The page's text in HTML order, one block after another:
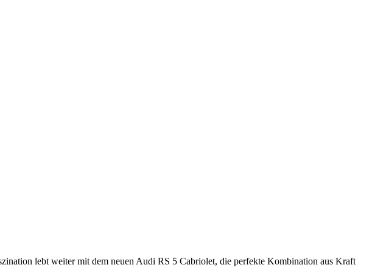
lebt weiter mit dem neuen Audi RS 5 Cabriolet, die perfekte Kombination aus Kraft